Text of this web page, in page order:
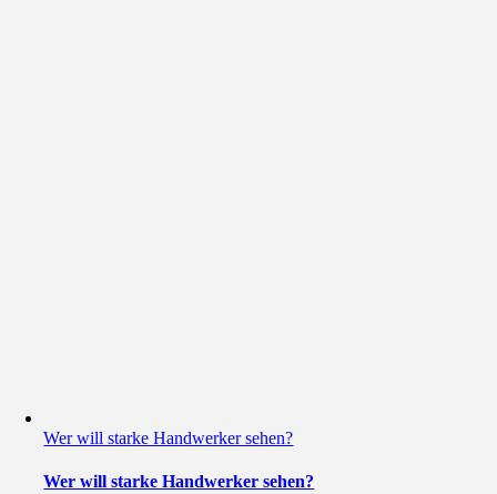
Wer will starke Handwerker sehen?
Wer will starke Handwerker sehen?